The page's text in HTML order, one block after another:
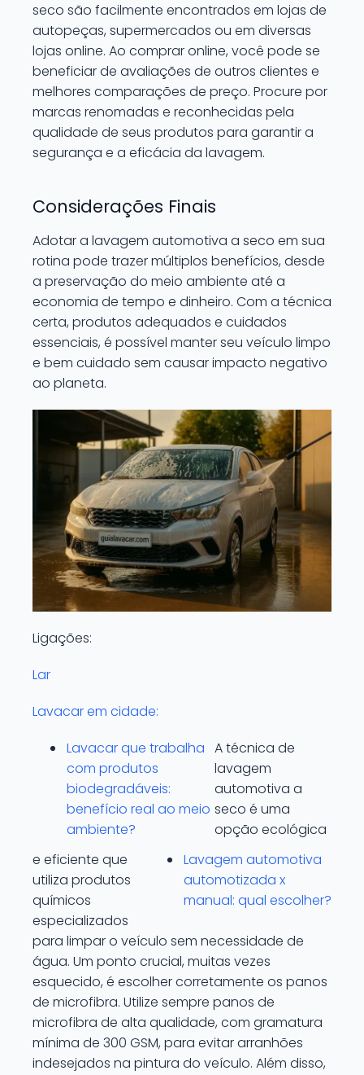
seco são facilmente encontrados em lojas de
autopeças, supermercados ou em diversas
lojas online. Ao comprar online, você pode se
beneficiar de avaliações de outros clientes e
melhores comparações de preço. Procure por
marcas renomadas e reconhecidas pela
qualidade de seus produtos para garantir a
segurança e a eficácia da lavagem.
Considerações Finais
Adotar a lavagem automotiva a seco em sua
rotina pode trazer múltiplos benefícios, desde
a preservação do meio ambiente até a
economia de tempo e dinheiro. Com a técnica
certa, produtos adequados e cuidados
essenciais, é possível manter seu veículo limpo
e bem cuidado sem causar impacto negativo
ao planeta.
Ligações:
Lar
Lavacar em cidade:
Lavacar que trabalha
com produtos
biodegradáveis:
benefício real ao meio
ambiente?
Lavagem automotiva
automotizada x
manual: qual escolher?
A técnica de
lavagem
automotiva a
seco é uma
opção ecológica
e eficiente que
utiliza produtos
químicos
especializados
para limpar o veículo sem necessidade de
água. Um ponto crucial, muitas vezes
esquecido, é escolher corretamente os panos
de microfibra. Utilize sempre panos de
microfibra de alta qualidade, com gramatura
mínima de 300 GSM, para evitar arranhões
indesejados na pintura do veículo. Além disso,